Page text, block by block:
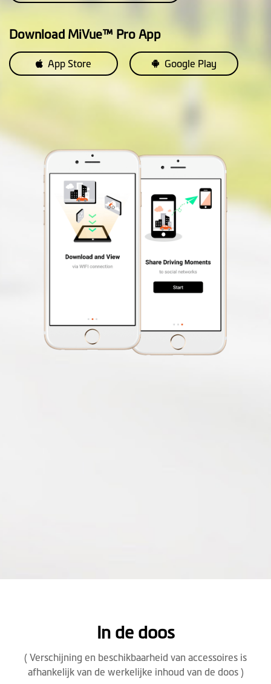
parkeerstand: Enkel
• Slimme parkeermodus:
bewegings- en
impactdetectie
Aangepaste video-label
Foto mode
(de mogelijkheid om
foto's te maken tijdens
een video opname)
Auto power on
app voor telefoon MiVue™ Pro
Download MiVue™ Pro App
App Store Google Play
In de doos
( Verschijning en beschikbaarheid van accessoires is
afhankelijk van de werkelijke inhoud van de doos )